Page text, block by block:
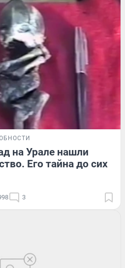
на Урале нашли
Его тайна до сих
3